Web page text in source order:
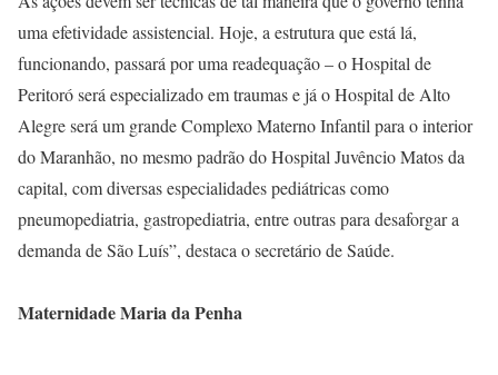
uma efetividade assistencial. Hoje, a estrutura que está lá,
funcionando, passará por uma readequação – o Hospital de
Peritoró será especializado em traumas e já o Hospital de Alto
Alegre será um grande Complexo Materno Infantil para o interior
do Maranhão, no mesmo padrão do Hospital Juvêncio Matos da
capital, com diversas especialidades pediátricas como
pneumopediatria, gastropediatria, entre outras para desaforgar a
demanda de São Luís”, destaca o secretário de Saúde.
Maternidade Maria da Penha